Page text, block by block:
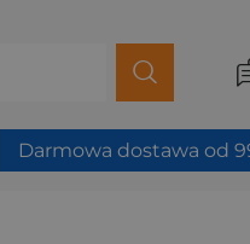
Darmowa dostawa od